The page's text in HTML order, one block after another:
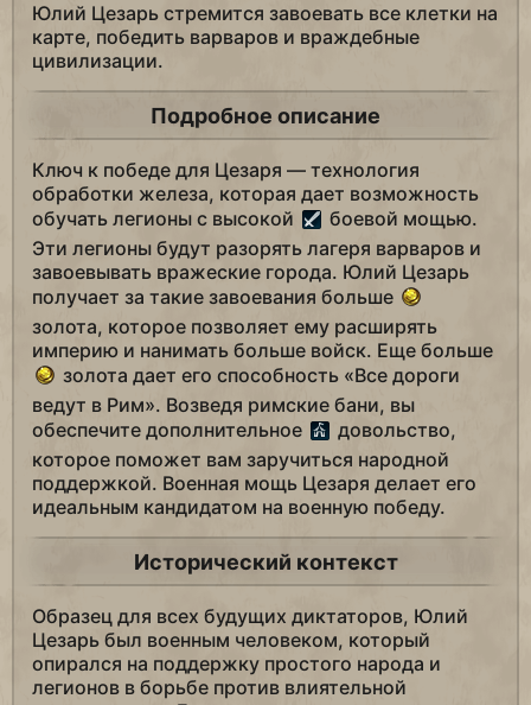
Юлий Цезарь стремится завоевать все клетки на
карте, победить варваров и враждебные
цивилизации.
Подробное описание
Ключ к победе для Цезаря — технология
обработки железа, которая дает возможность
обучать легионы с высокой
боевой мощью.
Эти легионы будут разорять лагеря варваров и
завоевывать вражеские города. Юлий Цезарь
получает за такие завоевания больше
золота, которое позволяет ему расширять
империю и нанимать больше войск. Еще больше
золота дает его способность «Все дороги
ведут в Рим». Возведя римские бани, вы
обеспечите дополнительное
довольство,
которое поможет вам заручиться народной
поддержкой. Военная мощь Цезаря делает его
идеальным кандидатом на военную победу.
Исторический контекст
Образец для всех будущих диктаторов, Юлий
Цезарь был военным человеком, который
опирался на поддержку простого народа и
легионов в борьбе против влиятельной